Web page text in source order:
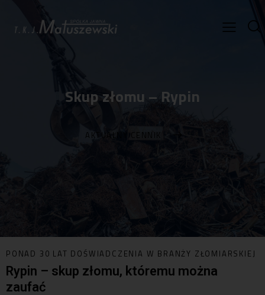
Skup złomu – Rypin
AKTUALNY CENNIK
PONAD 30 LAT DOŚWIADCZENIA W BRANŻY ZŁOMIARSKIEJ
Rypin – skup złomu, któremu można
zaufać